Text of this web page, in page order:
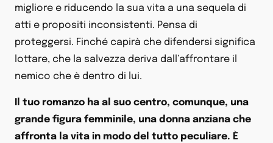
migliore e riducendo la sua vita a una sequela di
atti e propositi inconsistenti. Pensa di
proteggersi. Finché capirà che difendersi significa
lottare, che la salvezza deriva dall’affrontare il
nemico che è dentro di lui.
Il tuo romanzo ha al suo centro, comunque, una
grande figura femminile, una donna anziana che
affronta la vita in modo del tutto peculiare. È